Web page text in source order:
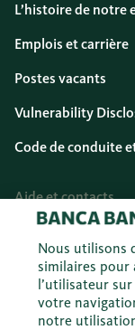
L’histoire de notre
Emplois et carrière
Postes vacants
Vulnerability
Code de conduite
Aide et contacts
Aide et contacts
Formulaires
Sécurité
Nous utilisons
similaires pour
l’utilisateur
votre
notre